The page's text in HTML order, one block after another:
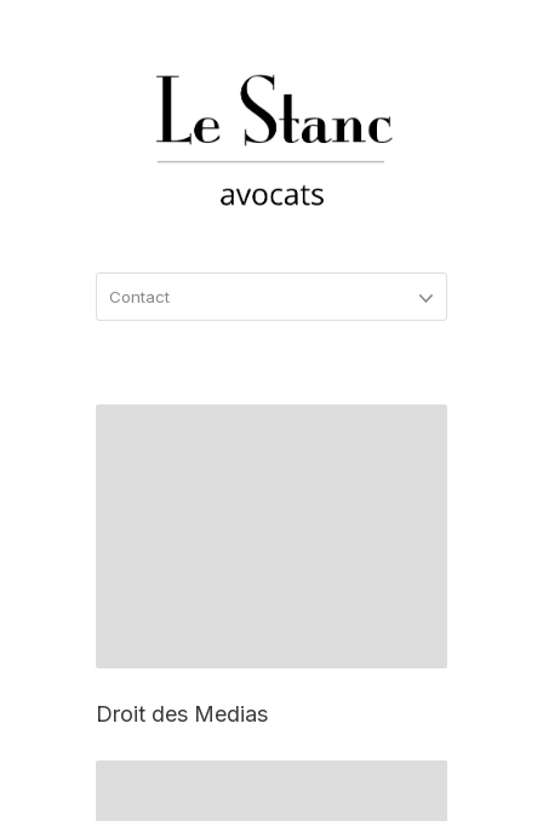
Droit des Medias